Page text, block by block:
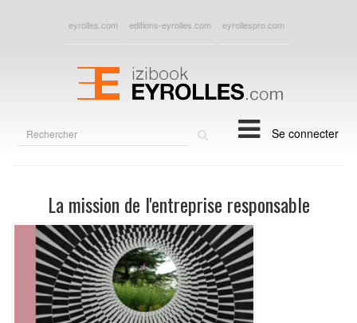
eyrolles.com editions-eyrolles.com eyrollespro.com
Se connecter
La mission de l'entreprise responsable